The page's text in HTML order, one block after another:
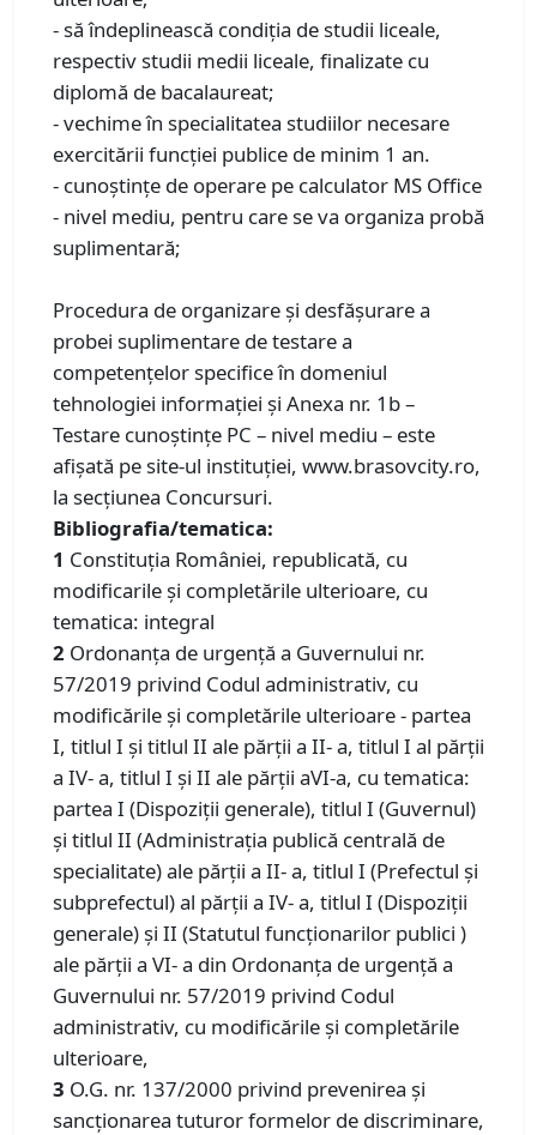
- să îndeplinească condiţia de studii liceale,
respectiv studii medii liceale, finalizate cu
diplomă de bacalaureat;
- vechime în specialitatea studiilor necesare
exercitării funcţiei publice de minim 1 an.
- cunoștințe de operare pe calculator MS Office
- nivel mediu, pentru care se va organiza probă
suplimentară;
Procedura de organizare și desfășurare a
probei suplimentare de testare a
competențelor specifice în domeniul
tehnologiei informației și Anexa nr. 1b –
Testare cunoștințe PC – nivel mediu – este
afișată pe site-ul instituției, www.brasovcity.ro,
la secțiunea Concursuri.
Bibliografia/tematica:
1 Constituţia României, republicată, cu
modificarile și completările ulterioare, cu
tematica: integral
2 Ordonanţa de urgenţă a Guvernului nr.
57/2019 privind Codul administrativ, cu
modificările şi completările ulterioare - partea
I, titlul I şi titlul II ale părţii a II- a, titlul I al părţii
a IV- a, titlul I şi II ale părţii aVI-a, cu tematica:
partea I (Dispoziţii generale), titlul I (Guvernul)
şi titlul II (Administraţia publică centrală de
specialitate) ale părţii a II- a, titlul I (Prefectul şi
subprefectul) al părţii a IV- a, titlul I (Dispoziţii
generale) şi II (Statutul funcţionarilor publici )
ale părţii a VI- a din Ordonanţa de urgenţă a
Guvernului nr. 57/2019 privind Codul
administrativ, cu modificările şi completările
ulterioare,
3 O.G. nr. 137/2000 privind prevenirea și
sancționarea tuturor formelor de discriminare,